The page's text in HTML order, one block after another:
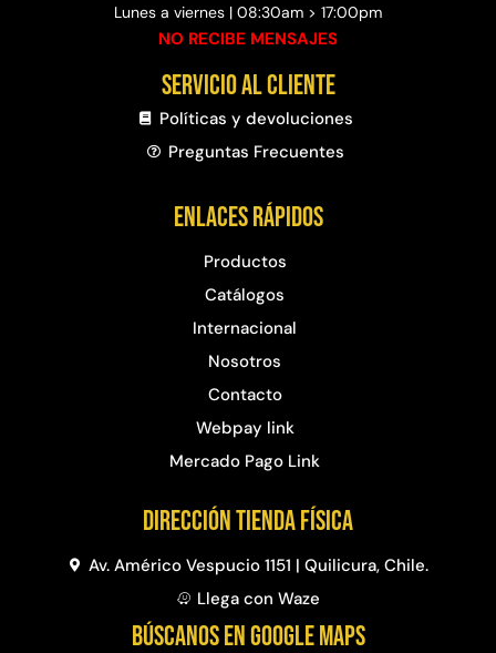
Lunes a viernes | 08:30am > 17:00pm
NO RECIBE MENSAJES
Servicio al cliente
Políticas y devoluciones
Preguntas Frecuentes​
Enlaces rápidos
Productos
Catálogos
Internacional
Nosotros
Contacto
Webpay link
Mercado Pago Link
Dirección Tienda física
Av. Américo Vespucio 1151 | Quilicura, Chile.
Llega con Waze
BÚSCANOS EN GOOGLE MAPS
2.842.858
1.990.000
$ 1.470.788
Leer más
Importado USA: Paradise
densidad 42mm Rollo
$1.427.544
Leer más
ajustable Capacidad 1tn Lev.
2,5mts
$1.875.535
Agregar al carrito